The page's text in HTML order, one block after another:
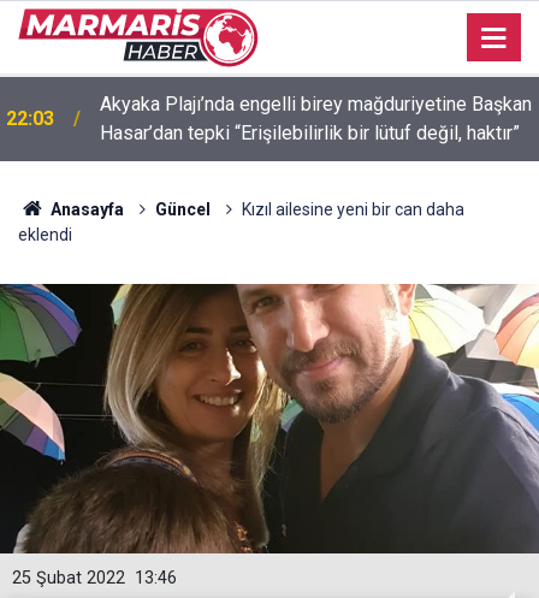
22:03
Akyaka Plajı’nda engelli birey mağduriyetine Başkan
Hasar’dan tepki “Erişilebilirlik bir lütuf değil, haktır”
Anasayfa Güncel
Kızıl ailesine yeni bir can daha
eklendi
13:46
25 Şubat 2022